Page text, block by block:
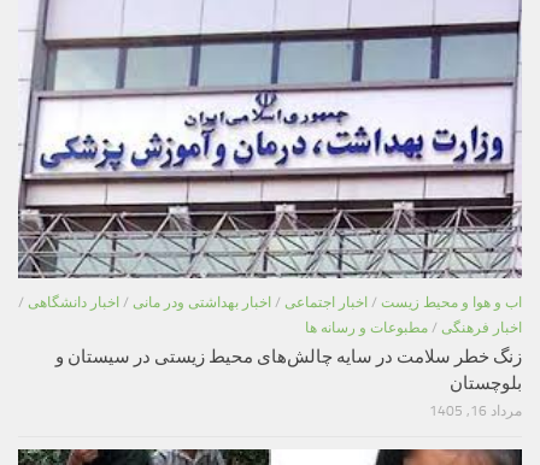
اب و هوا و محیط زیست / اخبار اجتماعی / اخبار بهداشتی ودر مانی / اخبار دانشگاهی /
اخبار فرهنگی / مطبوعات و رسانه ها
زنگ خطر سلامت در سایه چالش‌های محیط زیستی در سیستان و
بلوچستان
مرداد 16, 1405